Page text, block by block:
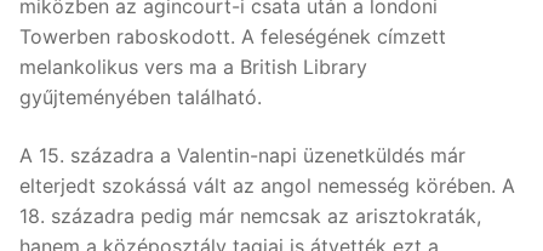
miközben az agincourt-i csata után a londoni
Towerben raboskodott. A feleségének címzett
melankolikus vers ma a British Library
gyűjteményében található.
A 15. századra a Valentin-napi üzenetküldés már
elterjedt szokássá vált az angol nemesség körében. A
18. századra pedig már nemcsak az arisztokraták,